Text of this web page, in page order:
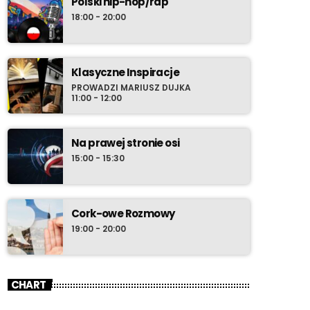
przeboju zdają się być nieskończone. Nie
chowaj zatem w środowy wieczór swoich
przyborów do relaksu i ustaw radio-komputer
na Radio Cenzura o 21:30 polskiego czasu.
18:00 - 20:00
Klasyczne Inspiracje
PROWADZI MARIUSZ DUJKA
11:00 - 12:00
Na prawej stronie osi
15:00 - 15:30
Cork-owe Rozmowy
19:00 - 20:00
CHART